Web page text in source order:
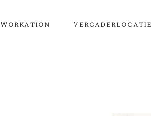
Workation Vergaderlocatie